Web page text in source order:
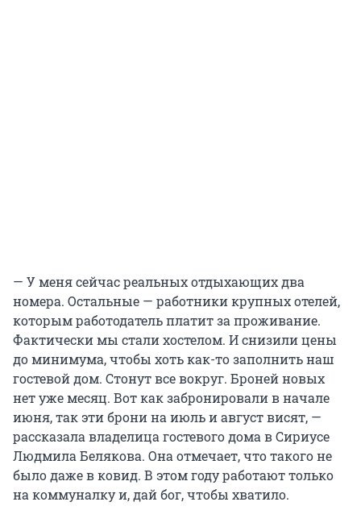
— У меня сейчас реальных отдыхающих два
номера. Остальные — работники крупных отелей,
которым работодатель платит за проживание.
Фактически мы стали хостелом. И снизили цены
до минимума, чтобы хоть как-то заполнить наш
гостевой дом. Стонут все вокруг. Броней новых
нет уже месяц. Вот как забронировали в начале
июня, так эти брони на июль и август висят, —
рассказала владелица гостевого дома в Сириусе
Людмила Белякова. Она отмечает, что такого не
было даже в ковид. В этом году работают только
на коммуналку и, дай бог, чтобы хватило.